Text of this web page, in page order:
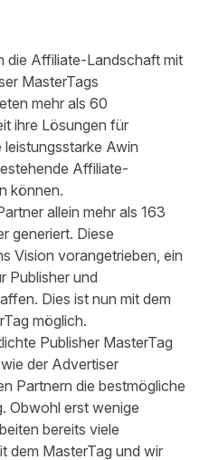
die Affiliate-Landschaft mit
MasterTags
mehr als 60
ihre Lösungen für
Awin
Affiliate-
können.
allein mehr als 163
generiert. Diese
Vision vorangetrieben, ein
Publisher und
Dies ist nun mit dem
möglich.
Publisher MasterTag
der Advertiser
Partnern die bestmögliche
Obwohl erst wenige
bereits viele
dem MasterTag und wir